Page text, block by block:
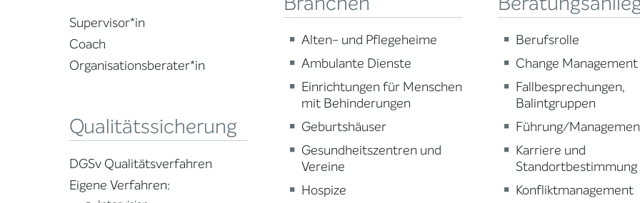
Supervisor*in
Coach
Organisationsberater*in
Qualitätssicherung
DGSv Qualitätsverfahren
Eigene Verfahren:
Alten- und Pflegeheime
Ambulante Dienste
Einrichtungen für Menschen
mit Behinderungen
Geburtshäuser
Gesundheitszentren und
Vereine
Hospize
Berufsrolle
Change Management
Fallbesprechungen,
Balintgruppen
Führung/
Karriere und
Standortbestimmung
Konfliktmanagement